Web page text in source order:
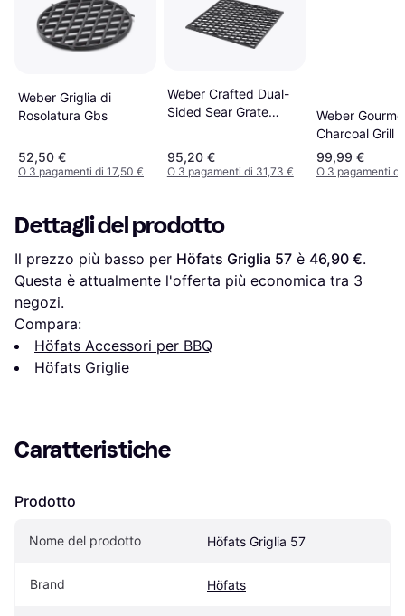
Weber Griglia di
Rosolatura Gbs
52,50 €
O 3 pagamenti di 17,50 €
Weber Crafted Dual-
Sided Sear Grate​
95,20 €
O 3 pagamenti di 31,73 €
Weber
Charcoal Grill
8843
99,99 €
O 3 pagamenti
Dettagli del prodotto
Il prezzo più basso per Höfats Griglia 57 è 46,90 €.
Questa è attualmente l'offerta più economica tra 3
negozi.
Compara:
Höfats Accessori per BBQ
Höfats Griglie
Caratteristiche
Prodotto
Nome del prodotto Höfats Griglia 57
Brand Höfats